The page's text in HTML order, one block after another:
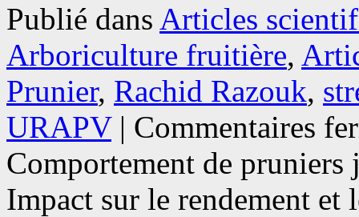
Publié dans Articles
Arboriculture fruitière,
Prunier, Rachid Razouk,
URAPV | Commentaires
Comportement de pruniers
Impact sur le rendement et